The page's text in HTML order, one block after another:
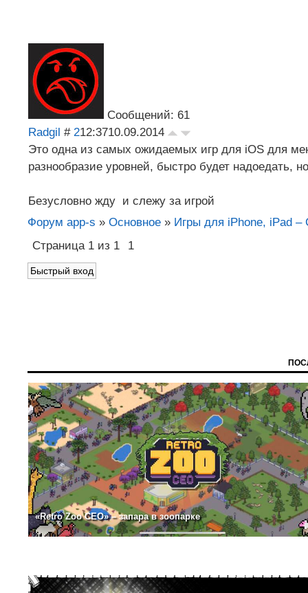
Сообщений: 61
Radgil # 212:3710.09.2014
Это одна из самых ожидаемых игр для iOS для
разнообразие уровней, быстро будет надоедать,
Безусловно жду и слежу за игрой
Форум app-s » Основное » Игры для iPhone, iPad –
Страница 1 из 1 1
«Retro Zoo CEO» – запара в зоопарке